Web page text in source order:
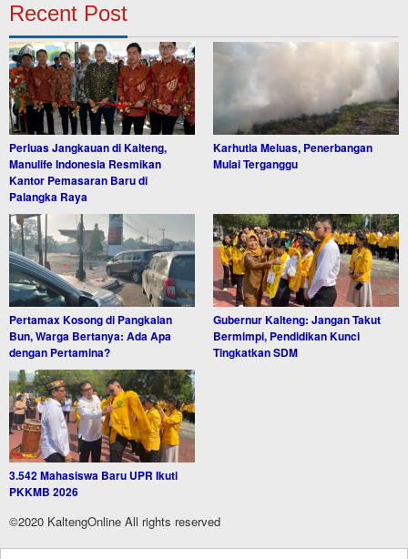
Recent Post
Perluas Jangkauan di Kalteng,
Manulife Indonesia Resmikan
Kantor Pemasaran Baru di
Palangka Raya
Karhutla Meluas, Penerbangan
Mulai Terganggu
Pertamax Kosong di Pangkalan
Bun, Warga Bertanya: Ada Apa
dengan Pertamina?
Gubernur Kalteng: Jangan Takut
Bermimpi, Pendidikan Kunci
Tingkatkan SDM
3.542 Mahasiswa Baru UPR Ikuti
PKKMB 2026
©2020 KaltengOnline All rights reserved